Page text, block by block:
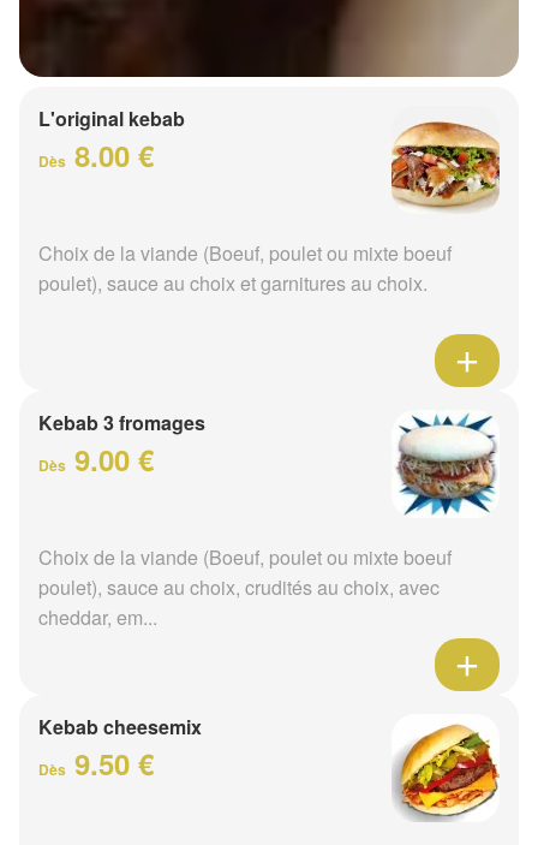
L'original kebab
Dès 8.00 €
Choix de la viande (Boeuf, poulet ou mixte boeuf
poulet), sauce au choix et garnitures au choix.
Kebab 3 fromages
Dès 9.00 €
Choix de la viande (Boeuf, poulet ou mixte boeuf
poulet), sauce au choix, crudités au choix, avec
cheddar, em...
Kebab cheesemix
Dès 9.50 €